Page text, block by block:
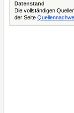
Datenstand
Die vollständigen
der Seite